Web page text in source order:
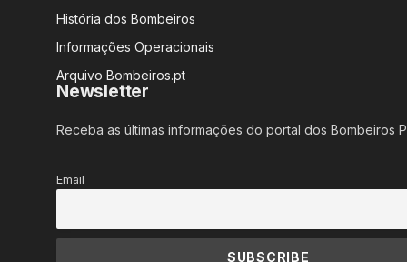
História dos Bombeiros
Informações Operacionais
Arquivo Bombeiros.pt
Newsletter
Receba as últimas informações do portal dos Bombeiros
Email